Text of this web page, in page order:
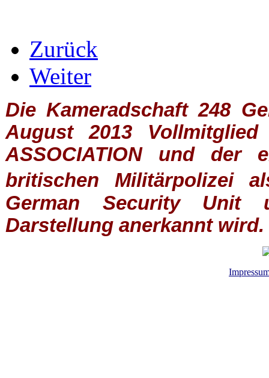
Zurück
Weiter
Die Kameradschaft 248
August 2013
ASSOCIATIONund der
britischen
Militärpolizei
German Security Unit
Darstellung anerkannt wird.